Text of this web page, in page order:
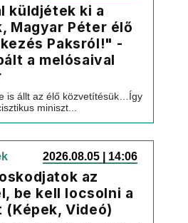
küldjétek ki a
Magyar Péter élő
Paksról!" -
a melósaival
is állt az élő közvetítésük…Így
miniszt...
2026.08.05 | 14:06
az
be kell locsolni a
(Képek, Videó)